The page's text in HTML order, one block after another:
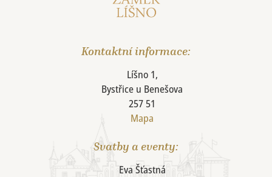
Kontaktní informace:
Líšno 1,
Bystřice u Benešova
257 51
Mapa
Svatby a eventy:
Eva Šťastná